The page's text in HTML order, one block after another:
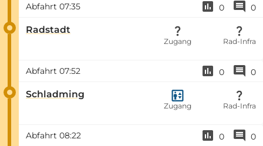
Abfahrt 07:35 0 0
Radstadt
Zugang Rad-Infra
Abfahrt 07:52 0 0
Schladming
Zugang Rad-Infra
Abfahrt 08:22 0 0